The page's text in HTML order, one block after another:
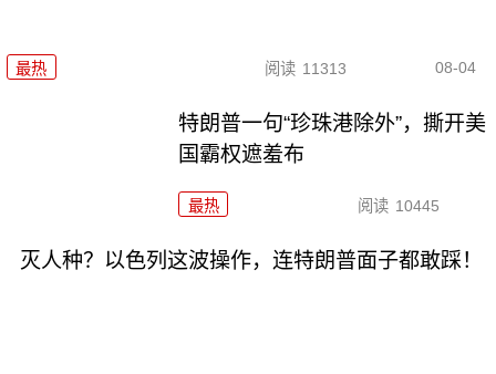
最热 阅读 11313 08-04
特朗普一句“珍珠港除外”，撕开美
国霸权遮羞布
最热 阅读 10445
灭人种？以色列这波操作，连特朗普面子都敢踩！